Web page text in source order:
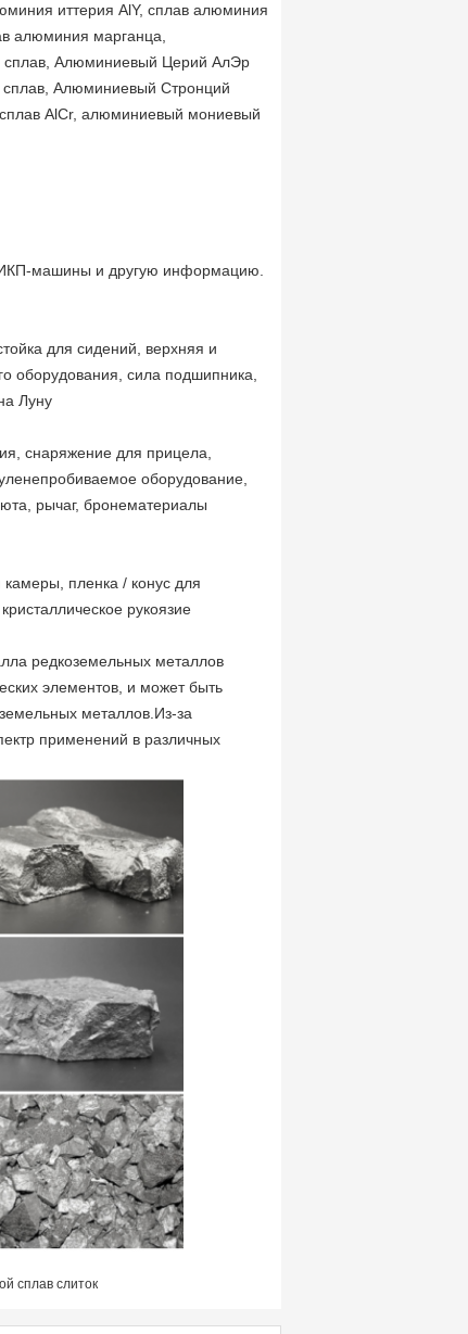
иттерия AlY, сплав алюминия
алюминия марганца,
Алюминиевый Церий АлЭр
Алюминиевый Стронций
AlCr, алюминиевый мониевый
ИКП-машины и другую информацию.
для сидений, верхняя и
оборудования, сила подшипника,
Луну
снаряжение для прицела,
оборудование,
рычаг, бронематериалы
пленка / конус для
рукоязие
редкоземельных металлов
элементов, и может быть
металлов.Из-за
применений в различных
сплав слиток